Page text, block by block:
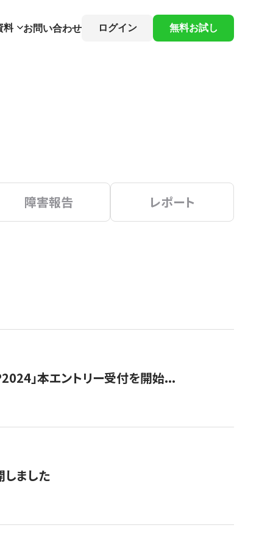
料 お問い合わせ ログイン 無料お試し
障害報告 レポート
」本エントリー受付を開始...
しました